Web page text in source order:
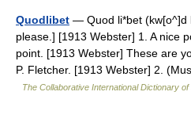
Quodlibet — Quod li*bet (kw[o^]d
please.] [1913 Webster] 1. A nice
point. [1913 Webster] These are
P. Fletcher. [1913 Webster] 2.
The Collaborative International Dictionary of